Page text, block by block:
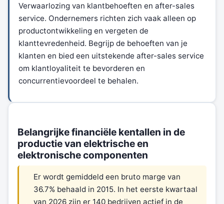
Verwaarlozing van klantbehoeften en after-sales
service. Ondernemers richten zich vaak alleen op
productontwikkeling en vergeten de
klanttevredenheid. Begrijp de behoeften van je
klanten en bied een uitstekende after-sales service
om klantloyaliteit te bevorderen en
concurrentievoordeel te behalen.
Belangrijke financiële kentallen in de
productie van elektrische en
elektronische componenten
Er wordt gemiddeld een bruto marge van
36.7% behaald in 2015. In het eerste kwartaal
van 2026 zijn er 140 bedrijven actief in de